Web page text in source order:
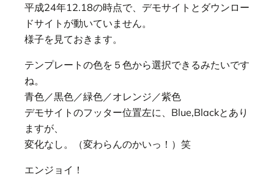
平成24年12.18の時点で、デモサイトとダウンロー
ドサイトが動いていません。
様子を見ておきます。
テンプレートの色を５色から選択できるみたいです
ね。
青色／黒色／緑色／オレンジ／紫色
デモサイトのフッター位置左に、Blue,Blackとあり
ますが、
変化なし。（変わらんのかいっ！）笑
エンジョイ！